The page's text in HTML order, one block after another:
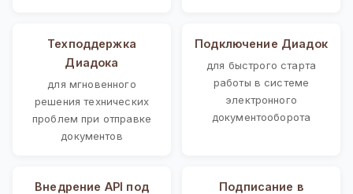
Техподдержка
Диадока
для мгновенного
решения технических
проблем при отправке
документов
Подключение Диадок
для быстрого старта
работы в системе
электронного
документооборота
Внедрение API под
Подписание в